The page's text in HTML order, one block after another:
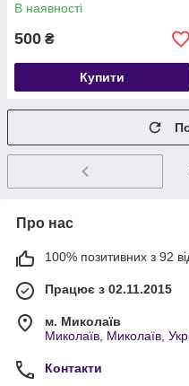
В наявності
500 ₴
Купити
Про нас
100% позитивних з 92
Працює з 02.11.2015
м. Миколаїв
Миколаїв, Миколаїв,
Контакти